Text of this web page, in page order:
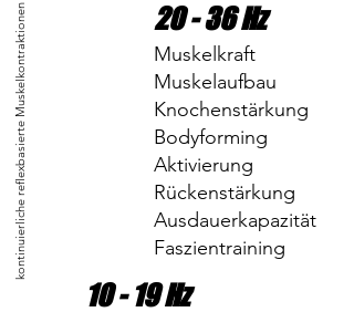
20 - 36 Hz
kontinuierliche reflexbasierte Muskelkontraktionen
Muskelkraft
Muskelaufbau
Knochenstärkung
Bodyforming
Aktivierung
Rückenstärkung
Ausdauerkapazität
Faszientraining
10 - 19 Hz